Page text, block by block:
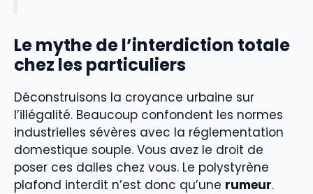
Le mythe de l’interdiction totale
chez les particuliers
Déconstruisons la croyance urbaine sur
l’illégalité. Beaucoup confondent les normes
industrielles sévères avec la réglementation
domestique souple. Vous avez le droit de
poser ces dalles chez vous. Le polystyrène
plafond interdit n’est donc qu’une rumeur.